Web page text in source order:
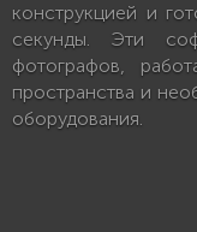
конструкцией и
секунды. Эти
фотографов,
пространства и
оборудования.